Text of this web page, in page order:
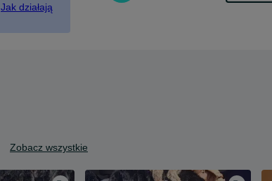
Jak działają
Zobacz wszystkie